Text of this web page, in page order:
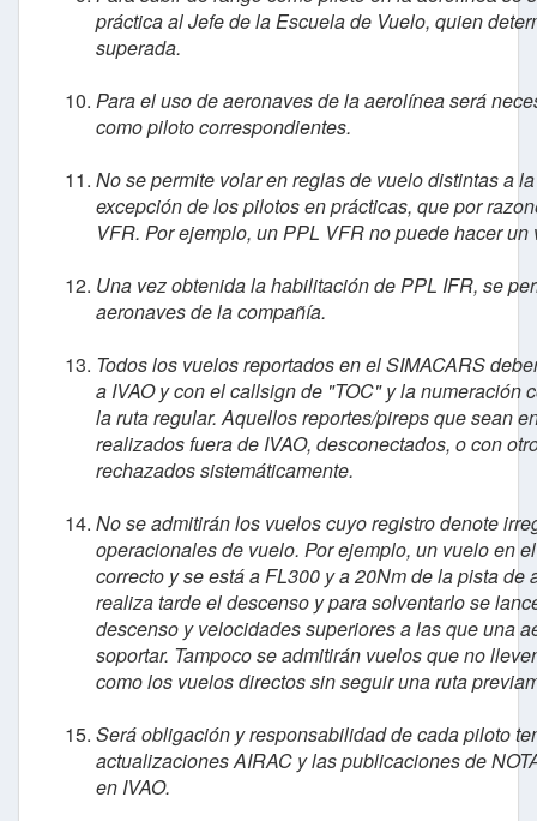
práctica al Jefe de la Escuela de Vuelo, quien
superada.
Para el uso de aeronaves de la aerolínea será
como piloto correspondientes.
No se permite volar en reglas de vuelo distintas a
excepción de los pilotos en prácticas, que por
VFR. Por ejemplo, un PPL VFR no puede hacer
Una vez obtenida la habilitación de PPL IFR, se
aeronaves de la compañía.
Todos los vuelos reportados en el SIMACARS
a IVAO y con el callsign de "TOC" y la numeración
la ruta regular. Aquellos reportes/pireps que sean
realizados fuera de IVAO, desconectados, o con
rechazados sistemáticamente.
No se admitirán los vuelos cuyo registro denote
operacionales de vuelo. Por ejemplo, un vuelo en
correcto y se está a FL300 y a 20Nm de la pista
realiza tarde el descenso y para solventarlo se
descenso y velocidades superiores a las que una
soportar. Tampoco se admitirán vuelos que no
como los vuelos directos sin seguir una ruta
Será obligación y responsabilidad de cada piloto
actualizaciones AIRAC y las publicaciones de
en IVAO.